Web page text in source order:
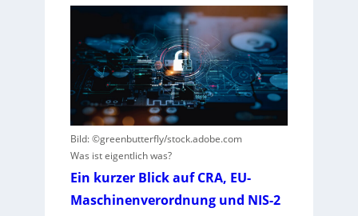
n
s
V
i
s
i
e
r
n
e
o
e
r
e
n
t
s
t
e
h
t
s
c
h
e
G
e
l
Bild: ©greenbutterfly/stock.adobe.com
Was ist eigentlich was?
Ein kurzer Blick auf CRA, EU-
Maschinenverordnung und NIS-2